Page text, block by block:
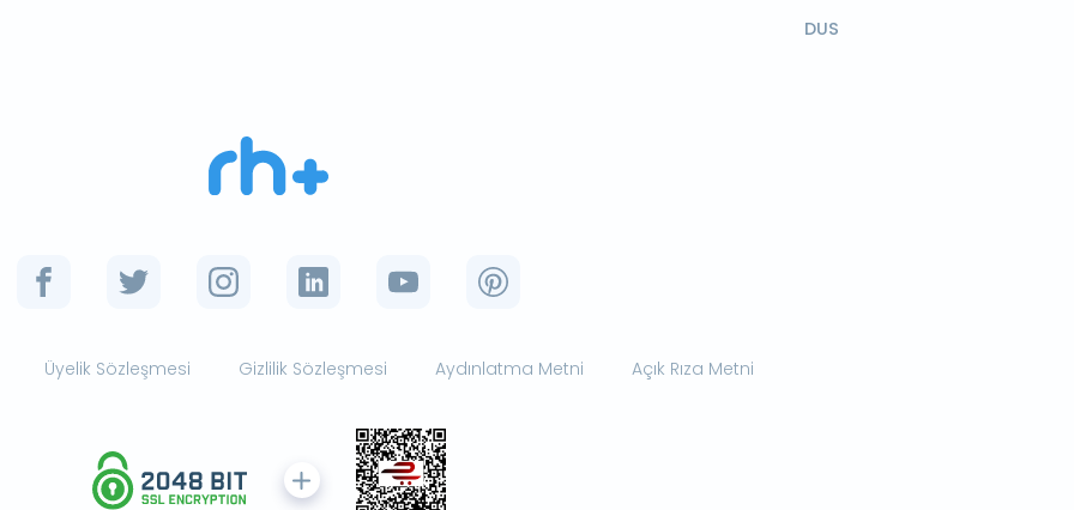
DUS
Üyelik Sözleşmesi Gizlilik Sözleşmesi Aydınlatma Metni Açık Rıza Metni